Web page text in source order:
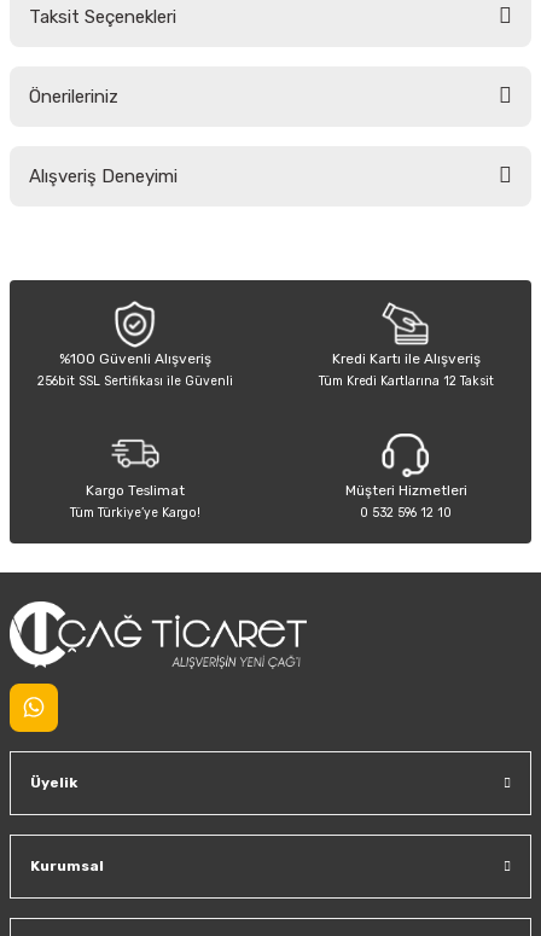
Taksit Seçenekleri
Önerileriniz
yetersiz gördüğünüz noktaları öneri formunu kullanarak tarafımıza
Ürün açıklamasında eksik bilgiler bulunuyor.
Ürün bilgilerinde hatalar bulunuyor.
Ürün fiyatı diğer sitelerden daha pahalı.
Alışveriş Deneyimi
%100 Güvenli Alışveriş
256bit SSL Sertifikası ile Güvenli
Kredi Kartı ile Alışveriş
Tüm Kredi Kartlarına 12 Taksit
Kargo Teslimat
Tüm Türkiye’ye Kargo!
Müşteri Hizmetleri
0 532 596 12 10
Üyelik
Kurumsal